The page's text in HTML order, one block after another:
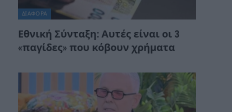
ΔΙΆΦΟΡΑ
Εθνική Σύνταξη: Αυτές είναι οι 3
«παγίδες» που κόβουν χρήματα